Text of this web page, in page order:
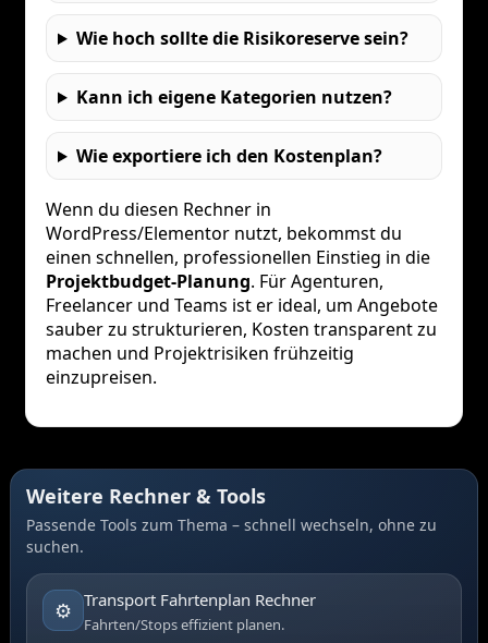
Wie hoch sollte die Risikoreserve sein?
Kann ich eigene Kategorien nutzen?
Wie exportiere ich den Kostenplan?
Wenn du diesen Rechner in
WordPress/Elementor nutzt, bekommst du
einen schnellen, professionellen Einstieg in die
Projektbudget-Planung. Für Agenturen,
Freelancer und Teams ist er ideal, um Angebote
sauber zu strukturieren, Kosten transparent zu
machen und Projektrisiken frühzeitig
einzupreisen.
Weitere Rechner & Tools
Passende Tools zum Thema – schnell wechseln, ohne zu
suchen.
⚙️ Transport Fahrtenplan Rechner
Fahrten/Stops effizient planen.